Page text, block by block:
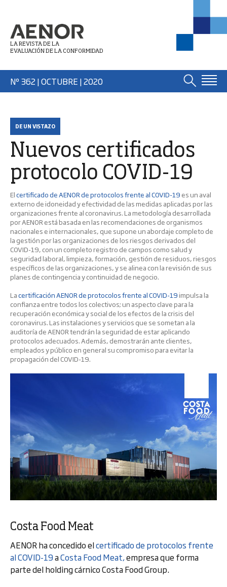
LA REVISTA DE LA
EVALUACIÓN DE LA CONFORMIDAD
Nº 362 | OCTUBRE | 2020
DE UN VISTAZO
Nuevos certificados
protocolo COVID-19
Elcertificado de AENOR de protocolos frente al COVID-19 es un aval
externo de idoneidad y efectividad de las medidas aplicadas por las
organizaciones frente al coronavirus. La metodología desarrollada
por AENOR está basada en las recomendaciones de organismos
nacionales e internacionales, que supone un abordaje completo de
la gestión por las organizaciones de los riesgos derivados del
COVID-19, con un completo registro de campos como salud y
seguridad laboral, limpieza, formación, gestión de residuos, riesgos
específicos de las organizaciones, y se alinea con la revisión de sus
planes de contingencia y continuidad de negocio.
Lacertificación AENOR de protocolos frente al COVID-19impulsa la
confianza entre todos los colectivos; un aspecto clave para la
recuperación económica y social de los efectos de la crisis del
coronavirus. Las instalaciones y servicios que se sometan a la
auditoría de AENOR tendrán la seguridad de estar aplicando
protocolos adecuados. Además, demostrarán ante clientes,
empleados y público en general su compromiso para evitar la
propagación del COVID-19.
Costa Food Meat
AENOR ha concedido elcertificado de protocolos frente
al COVID-19aCosta Food Meat,empresa que forma
parte del holding cárnico Costa Food Group.